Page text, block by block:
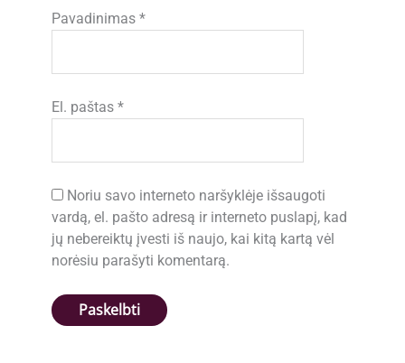
Pavadinimas*
El. paštas*
Noriu savo interneto naršyklėje išsaugoti
vardą, el. pašto adresą ir interneto puslapį, kad
jų nebereiktų įvesti iš naujo, kai kitą kartą vėl
norėsiu parašyti komentarą.